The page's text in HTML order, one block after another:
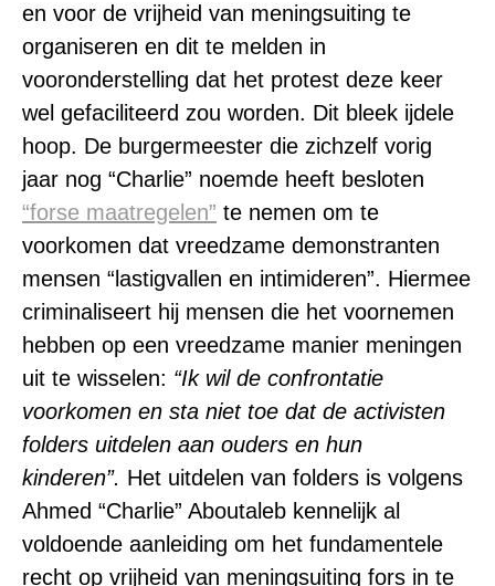
en voor de vrijheid van meningsuiting te
organiseren en dit te melden in
vooronderstelling dat het protest deze keer
wel gefaciliteerd zou worden. Dit bleek ijdele
hoop. De burgermeester die zichzelf vorig
jaar nog “Charlie” noemde heeft besloten
“forse maatregelen” te nemen om te
voorkomen dat vreedzame demonstranten
mensen “lastigvallen en intimideren”. Hiermee
criminaliseert hij mensen die het voornemen
hebben op een vreedzame manier meningen
uit te wisselen: “Ik wil de confrontatie
voorkomen en sta niet toe dat de activisten
folders uitdelen aan ouders en hun
kinderen”. Het uitdelen van folders is volgens
Ahmed “Charlie” Aboutaleb kennelijk al
voldoende aanleiding om het fundamentele
recht op vrijheid van meningsuiting fors in te